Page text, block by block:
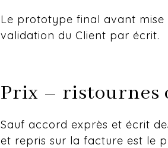
Le prototype final avant mise
validation du Client par écrit.
Prix – ristournes
Sauf accord exprès et écrit
et repris sur la facture est le